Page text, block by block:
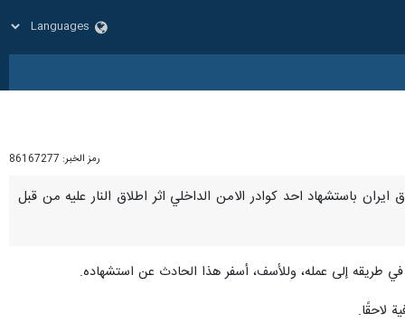
رمز الخبر: 86167277
ايران باستشهاد احد كوادر الامن الداخلي اثر اطلاق النار عليه من قبل
طريقه إلى عمله، وللأسف، أسفر هذا الحادث عن استشهاده.
لاحقًا.